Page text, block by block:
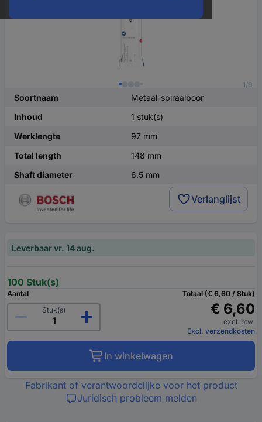
1/9
Soortnaam
Metaal-spiraalboor
Inhoud
1 stuk(s)
Werklengte
97 mm
Total length
148 mm
Shaft diameter
6.5 mm
Verlanglijst
Leverbaar vr. 14 aug.
100 Stuk(s)
Aantal
Stuk(s)
Totaal (€ 6,60 / Stuk)
€ 6,60
excl. btw
Excl. verzendkosten
In winkelwagen
Fabrikant of verantwoordelijke voor het product
Juridisch probleem melden